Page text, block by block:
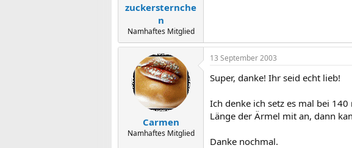
zuckersternche
n
Namhaftes Mitglied
Carmen
Namhaftes Mitglied
13 September 2003
Super, danke! Ihr seid echt lieb!
Ich denke ich setz es mal bei
Länge der Ärmel mit an, dann
Danke nochmal.